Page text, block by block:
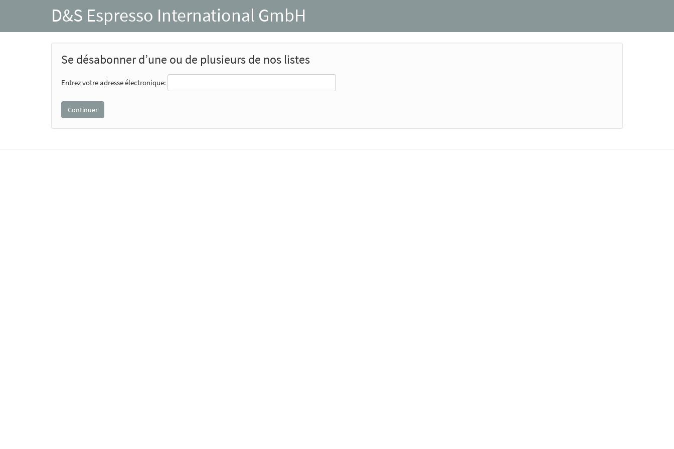
D&S Espresso International GmbH
Se désabonner d’une ou de plusieurs de nos listes
Entrez votre adresse électronique: